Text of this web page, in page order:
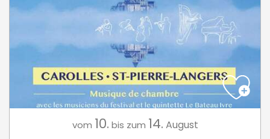
vom 10. bis zum 14. August